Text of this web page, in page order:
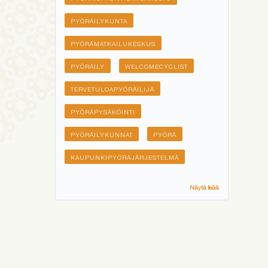
PYÖRÄILYKUNTA
PYÖRÄMATKAILUKESKUS
PYÖRÄILY WELCOMECYCLIST
TERVETULOAPYÖRÄILIJÄ
PYÖRÄPYSÄKÖINTI
PYÖRÄILYKUNNAT PYÖRÄ
KAUPUNKIPYÖRÄJÄRJESTELMÄ
Näytä lisää